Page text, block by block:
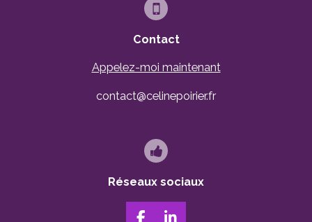
Contact
Appelez-moi maintenant
contact@celinepoirier.fr
Réseaux sociaux